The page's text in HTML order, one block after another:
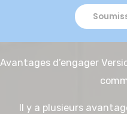
Avantages d’engager
Il y a plusieurs